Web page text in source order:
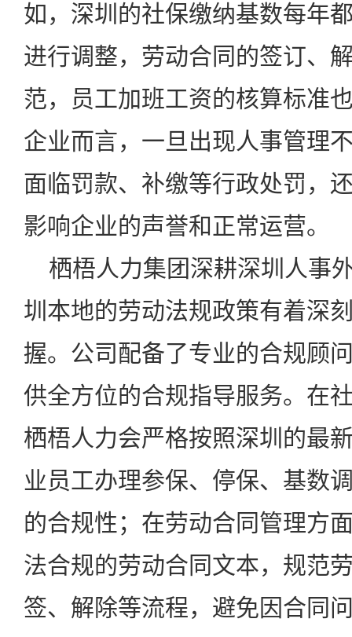
如，深圳的社保缴纳基数每年
进行调整，劳动合同的签订、
范，员工加班工资的核算标准
企业而言，一旦出现人事管理
面临罚款、补缴等行政处罚，
影响企业的声誉和正常运营。
栖梧人力集团深耕深圳人事
圳本地的劳动法规政策有着深
握。公司配备了专业的合规顾
供全方位的合规指导服务。在
栖梧人力会严格按照深圳的最
业员工办理参保、停保、基数
的合规性；在劳动合同管理方
法合规的劳动合同文本，规范
签、解除等流程，避免因合同